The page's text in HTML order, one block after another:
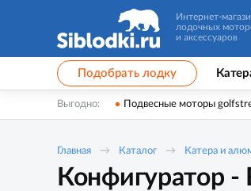
Интернет-
лодочных
и аксессуаров
Подобрать лодку
Выгодно: Подвесные моторы
Главная Каталог Катера и
Конфигуратор -